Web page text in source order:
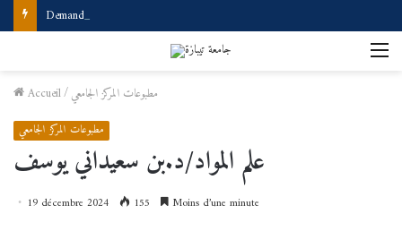
Demande d’accès à internet
Accueil/مطبوعات المركز الجامعي
مطبوعات المركز الجامعي
علم المواد/د.بن سعيداني يوسف
19 décembre 2024 155 Moins d’une minute